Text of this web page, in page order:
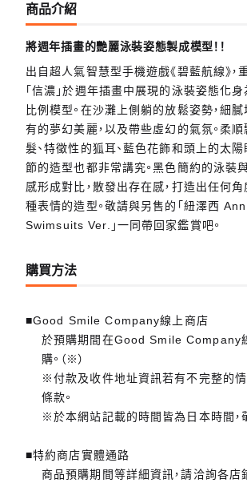
商品介紹
將週年插畫的艷麗泳裝姿態製成模型！！
出自超人氣智慧型手機遊戲《碧藍航線》，
「信濃」於週年插畫中展現的泳裝姿態化
比例模型。在沙灘上側躺的放鬆姿勢，細
有的夢幻美麗，以及帶些虛幻的氣氛。柔
髮、特徵性的狐耳、藍色花飾和頭上的太陽
節的造型也都非常講究。黑色簡約的泳裝
感形成對比，散發出存在感，打造出任何
種表情的造型。敬請與另售的「紐澤西
Swimsuits Ver.」一同帶回家鑑賞吧。
購買方法
■Good Smile Company線上商店
於預購期間在Good Smile Company
購。（※）
※付款及收件地址資訊若有不完整的情
條款。
※於本網站記載的時間皆為日本時間，
■特約商店實體通路
商品預購期間等詳細資訊，請洽詢各店